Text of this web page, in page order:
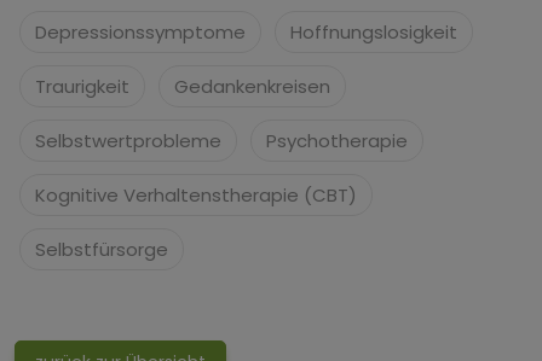
Depressionssymptome Hoffnungslosigkeit
Traurigkeit Gedankenkreisen
Selbstwertprobleme Psychotherapie
Kognitive Verhaltenstherapie (CBT)
Selbstfürsorge